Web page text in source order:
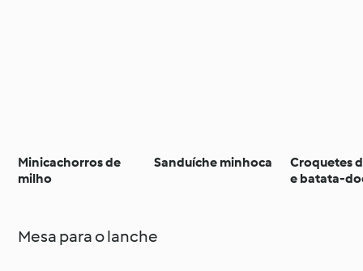
Minicachorros de
milho
Sanduíche minhoca
Croquetes
e batata-
Mesa para o lanche